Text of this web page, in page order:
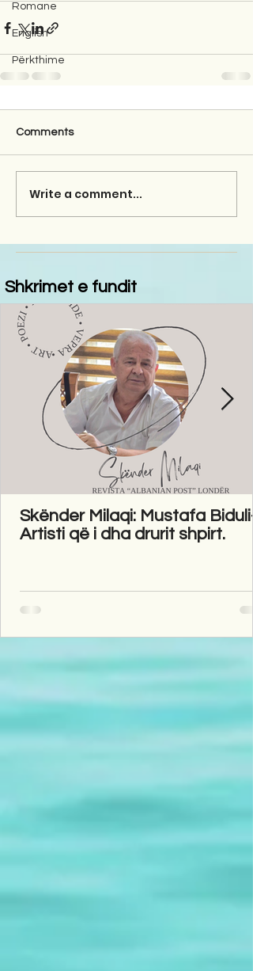
Romane
English
Përkthime
Comments
Write a comment...
Shkrimet e fundit
Skënder Milaqi: Mustafa Biduli-
Artisti që i dha drurit shpirt.